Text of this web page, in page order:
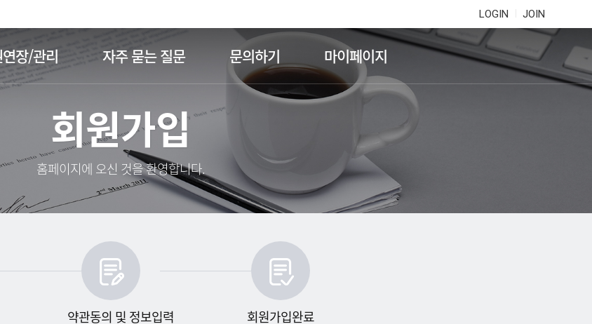
LOGIN JOIN
장/관리 자주 묻는 질문 문의하기 마이페이지
회원가입
홈페이지에 오신 것을 환영합니다.
약관동의 및 정보입력 회원가입완료